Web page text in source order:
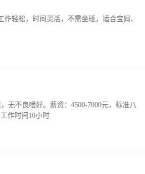
轻松，时间灵活，不需坐班，适合宝妈、
无不良嗜好。薪资：4500-7000元，标准八
作时间10小时